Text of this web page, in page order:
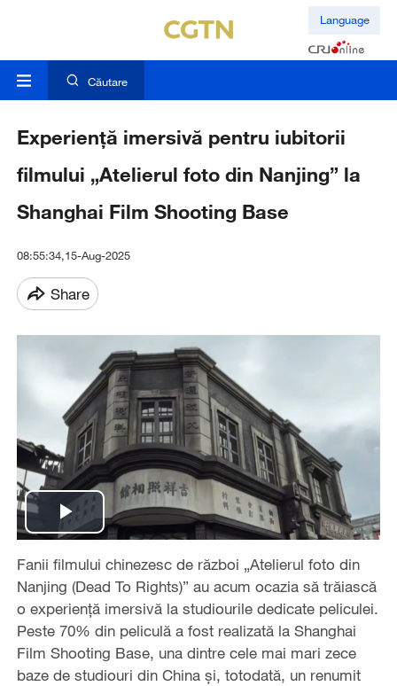
Language
Căutare
Experiență imersivă pentru iubitorii
filmului „Atelierul foto din Nanjing” la
Shanghai Film Shooting Base
08:55:34,15-Aug-2025
Share
Play
Video
Fanii filmului chinezesc de război „Atelierul foto din
Nanjing (Dead To Rights)” au acum ocazia să trăiască
o experiență imersivă la studiourile dedicate peliculei.
Peste 70% din peliculă a fost realizată la Shanghai
Film Shooting Base, una dintre cele mai mari zece
baze de studiouri din China și, totodată, un renumit